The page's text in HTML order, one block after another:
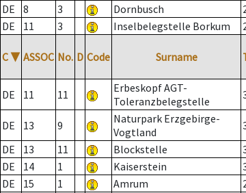
DE
8 3 Dornbusch
DE
11 3 Inselbelegstelle Borkum
C ▼ ASSOC No. D Code Surname
DE 11 11
Erbeskopf AGT-
Toleranzbelegstelle
DE 13 9
Naturpark Erzgebirge-
Vogtland
DE
13 11 Blockstelle
DE
14 1 Kaiserstein
DE
15 1 Amrum